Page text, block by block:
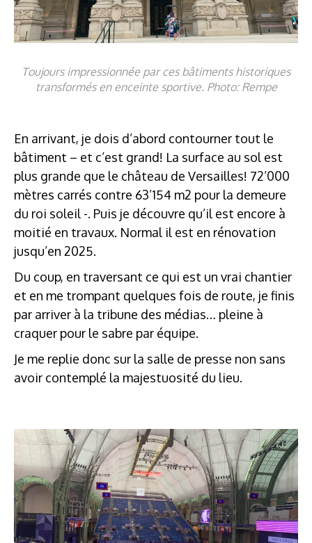
Toujours impressionnée par ces bâtiments historiques
transformés en enceinte sportive. Photo: Rempe
En arrivant, je dois d’abord contourner tout le
bâtiment – et c’est grand! La surface au sol est
plus grande que le château de Versailles! 72’000
mètres carrés contre 63’154 m2 pour la demeure
du roi soleil -. Puis je découvre qu’il est encore à
moitié en travaux. Normal il est en rénovation
jusqu’en 2025.
Du coup, en traversant ce qui est un vrai chantier
et en me trompant quelques fois de route, je finis
par arriver à la tribune des médias… pleine à
craquer pour le sabre par équipe.
Je me replie donc sur la salle de presse non sans
avoir contemplé la majestuosité du lieu.